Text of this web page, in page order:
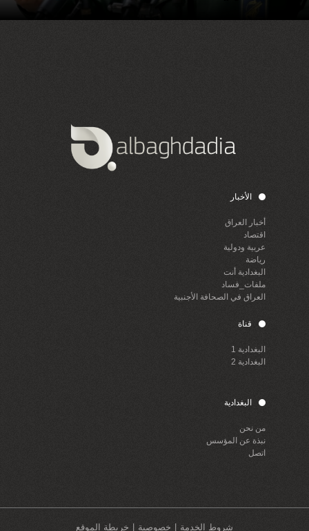
الأخبار
أخبار العراق
اقتصاد
عربية ودولية
رياضة
البغدادية أنت
ملفات_فساد
العراق في الصحافة الأجنبية
قناة
البغدادية 1
البغدادية 2
البغدادية
من نحن
نبذة عن المؤسس
اتصل
شروط الخدمة خصوصية خريطة الموقع